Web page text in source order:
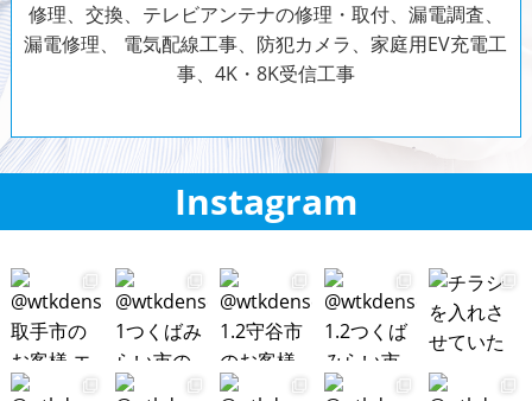
修理、交換、テレビアンテナの修理・取付、漏電調査、
漏電修理、 電気配線工事、防犯カメラ、家庭用EV充電工
事、 4K・8K受信工事
Instagram